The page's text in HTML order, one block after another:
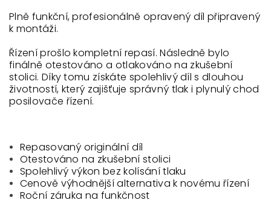
Plně funkční, profesionálně opravený díl připravený
k montáži.
Řízení prošlo kompletní repasí. Následně bylo
finálně otestováno a otlakováno na zkušební
stolici. Díky tomu získáte spolehlivý díl s dlouhou
životností, který zajišťuje správný tlak i plynulý chod
posilovače řízení.
Repasovaný originální díl
Otestováno na zkušební stolici
Spolehlivý výkon bez kolísání tlaku
Cenově výhodnější alternativa k novému řízení
Roční záruka na funkčnost